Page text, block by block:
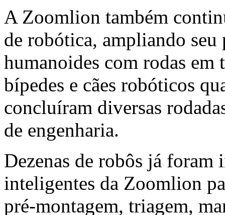
A Zoomlion também
de robótica, ampliando
humanoides com rodas em
bípedes e cães robóticos
concluíram diversas
de engenharia.
Dezenas de robôs já foram
inteligentes da Zoomlion
pré-montagem, triagem,